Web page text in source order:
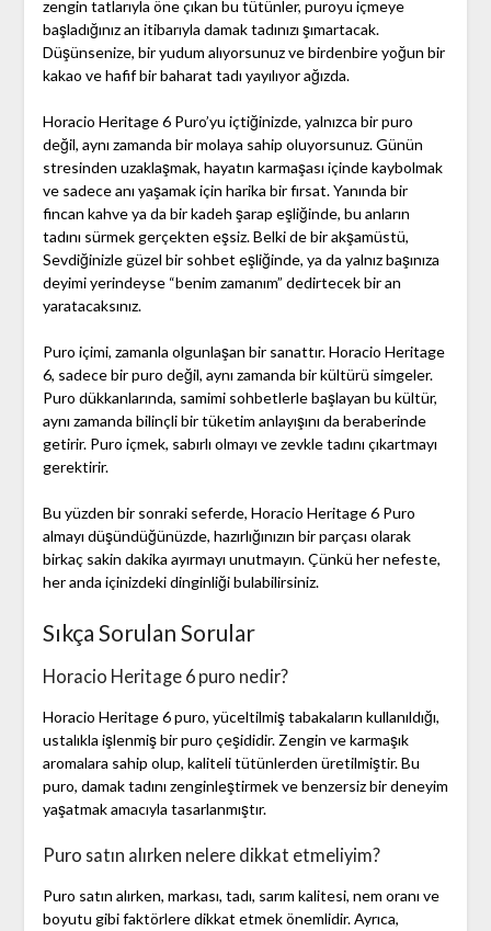
zengin tatlarıyla öne çıkan bu tütünler, puroyu içmeye
başladığınız an itibarıyla damak tadınızı şımartacak.
Düşünsenize, bir yudum alıyorsunuz ve birdenbire yoğun bir
kakao ve hafif bir baharat tadı yayılıyor ağızda.
Horacio Heritage 6 Puro’yu içtiğinizde, yalnızca bir puro
değil, aynı zamanda bir molaya sahip oluyorsunuz. Günün
stresinden uzaklaşmak, hayatın karmaşası içinde kaybolmak
ve sadece anı yaşamak için harika bir fırsat. Yanında bir
fincan kahve ya da bir kadeh şarap eşliğinde, bu anların
tadını sürmek gerçekten eşsiz. Belki de bir akşamüstü,
Sevdiğinizle güzel bir sohbet eşliğinde, ya da yalnız başınıza
deyimi yerindeyse “benim zamanım” dedirtecek bir an
yaratacaksınız.
Puro içimi, zamanla olgunlaşan bir sanattır. Horacio Heritage
6, sadece bir puro değil, aynı zamanda bir kültürü simgeler.
Puro dükkanlarında, samimi sohbetlerle başlayan bu kültür,
aynı zamanda bilinçli bir tüketim anlayışını da beraberinde
getirir. Puro içmek, sabırlı olmayı ve zevkle tadını çıkartmayı
gerektirir.
Bu yüzden bir sonraki seferde, Horacio Heritage 6 Puro
almayı düşündüğünüzde, hazırlığınızın bir parçası olarak
birkaç sakin dakika ayırmayı unutmayın. Çünkü her nefeste,
her anda içinizdeki dinginliği bulabilirsiniz.
Sıkça Sorulan Sorular
Horacio Heritage 6 puro nedir?
Horacio Heritage 6 puro, yüceltilmiş tabakaların kullanıldığı,
ustalıkla işlenmiş bir puro çeşididir. Zengin ve karmaşık
aromalara sahip olup, kaliteli tütünlerden üretilmiştir. Bu
puro, damak tadını zenginleştirmek ve benzersiz bir deneyim
yaşatmak amacıyla tasarlanmıştır.
Puro satın alırken nelere dikkat etmeliyim?
Puro satın alırken, markası, tadı, sarım kalitesi, nem oranı ve
boyutu gibi faktörlere dikkat etmek önemlidir. Ayrıca,